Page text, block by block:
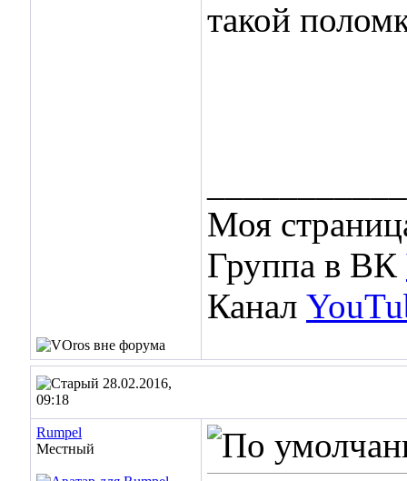
такой
Моя
Группа в ВК
Канал
28.02.2016,
09:18
Rumpel
Местный